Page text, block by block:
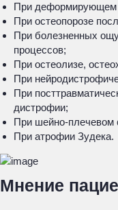
При деформирующем
При остеопорозе
При болезненных
процессов;
При остеолизе,
При
При
дистрофии;
При шейно-плечевом
При атрофии Зудека.
Мнение